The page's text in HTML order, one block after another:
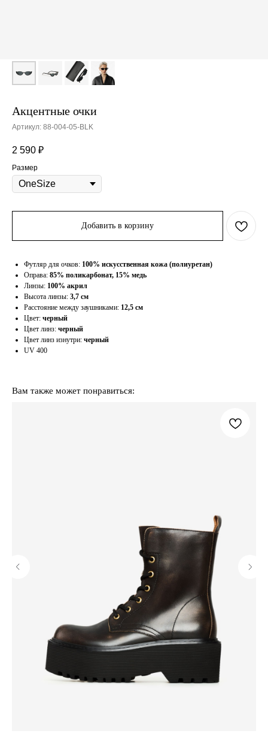
Акцентные очки
Артикул: 88-004-05-BLK
2 590 ₽
Размер
Добавить в корзину
Футляр для очков: 100% искусственная кожа (полиуретан)
Оправа: 85% поликарбонат, 15% медь
Линзы: 100% акрил
Высота линзы: 3,7 см
Расстояние между заушниками: 12,5 см
Цвет: черный
Цвет линз: черный
Цвет линз изнутри: черный
UV 400
Вам также может понравиться: